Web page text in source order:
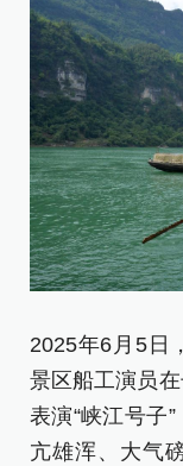
2025年6月5日
景区船工演员
表演“峡江号子
亢雄浑、大气